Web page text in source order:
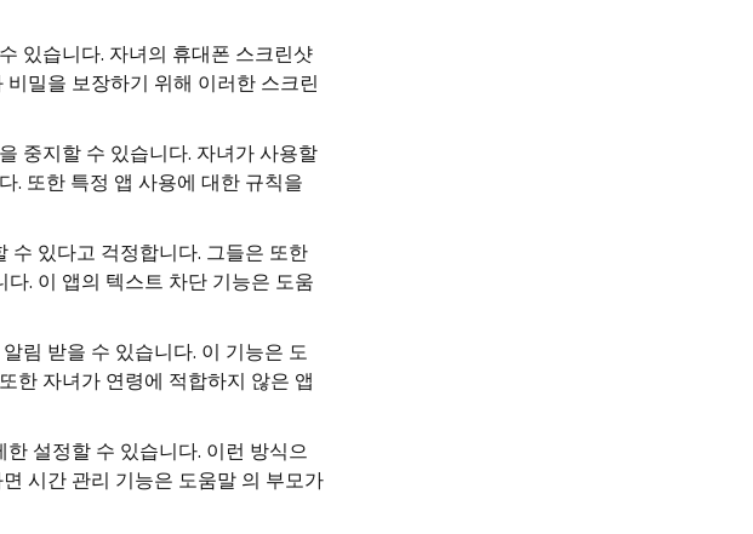
있습니다. 자녀의 휴대폰 스크린샷
밀을 보장하기 위해 이러한 스크린
중지할 수 있습니다. 자녀가 사용할
. 또한 특정 앱 사용에 대한 규칙을
수 있다고 걱정합니다. 그들은 또한
. 이 앱의 텍스트 차단 기능은 도움
림 받을 수 있습니다. 이 기능은 도
한 자녀가 연령에 적합하지 않은 앱
설정할 수 있습니다. 이런 방식으
시간 관리 기능은 도움말 의 부모가